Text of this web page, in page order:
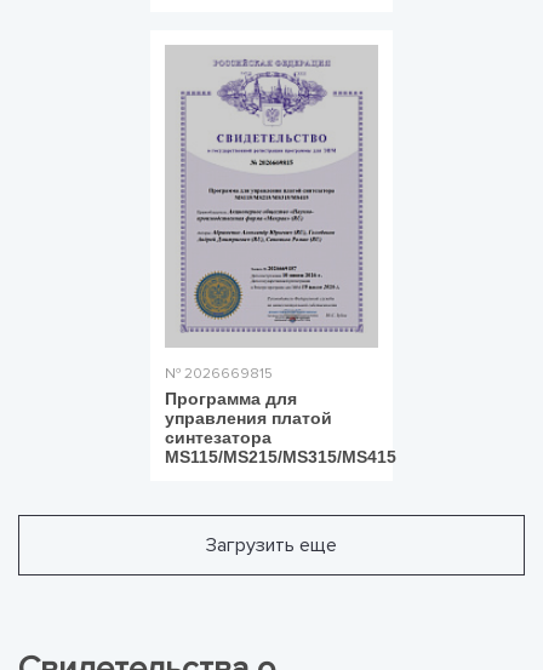
№ 2026669815
Программа для
управления платой
синтезатора
MS115/MS215/MS315/MS415
Загрузить еще